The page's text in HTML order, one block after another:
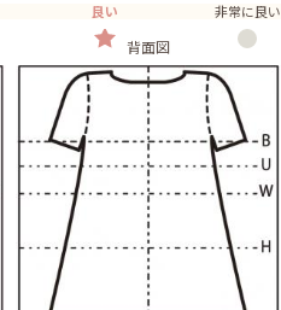
良い 非常に良い
背面図